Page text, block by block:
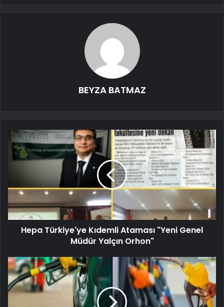
BEYZA BATMAZ
Hepa Türkiye'ye Kıdemli Ataması "Yeni Genel
Müdür Yalçın Orhon"